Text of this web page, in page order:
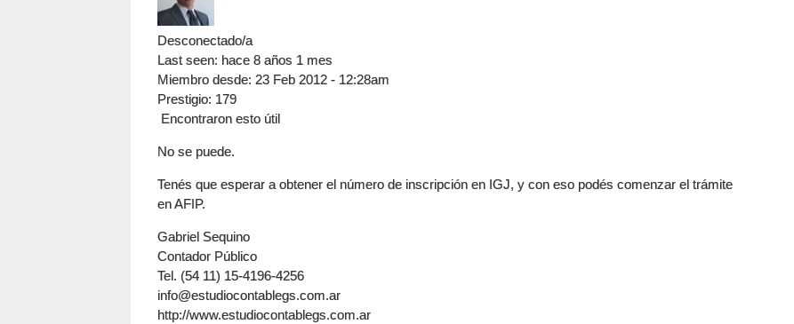
Desconectado/a
Last seen: hace 8 años 1 mes
Miembro desde: 23 Feb 2012 - 12:28am
Prestigio: 179
Encontraron esto útil
No se puede.
Tenés que esperar a obtener el número de inscripción en IGJ, y con eso podés comenzar el trámite
en AFIP.
Gabriel Sequino
Contador Público
Tel. (54 11) 15-4196-4256
info@estudiocontablegs.com.ar
http://www.estudiocontablegs.com.ar